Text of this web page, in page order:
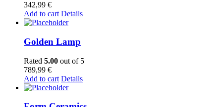
342,99 €
Add to cart Details
Golden Lamp
Rated 5.00 out of 5
789,99 €
Add to cart Details